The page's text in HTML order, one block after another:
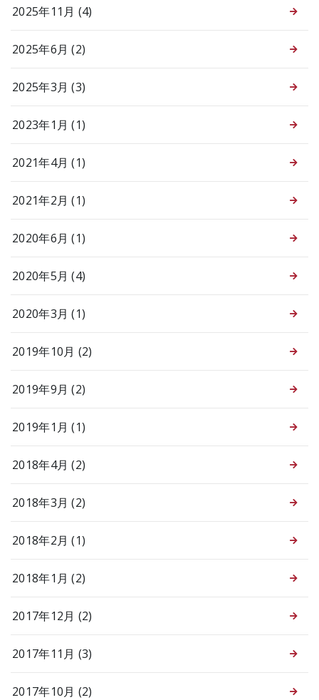
2025年11月 (4)
2025年6月 (2)
2025年3月 (3)
2023年1月 (1)
2021年4月 (1)
2021年2月 (1)
2020年6月 (1)
2020年5月 (4)
2020年3月 (1)
2019年10月 (2)
2019年9月 (2)
2019年1月 (1)
2018年4月 (2)
2018年3月 (2)
2018年2月 (1)
2018年1月 (2)
2017年12月 (2)
2017年11月 (3)
2017年10月 (2)